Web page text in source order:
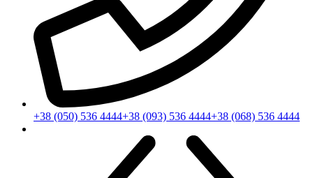
+38 (050) 536 4444+38 (093) 536 4444+38 (068) 536 4444